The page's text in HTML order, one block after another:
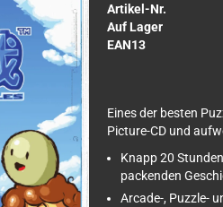
Artikel-Nr.
Auf Lager
EAN13
Eines der besten
Picture-CD und
Knapp 20
packenden
Arcade-, Puzzle-